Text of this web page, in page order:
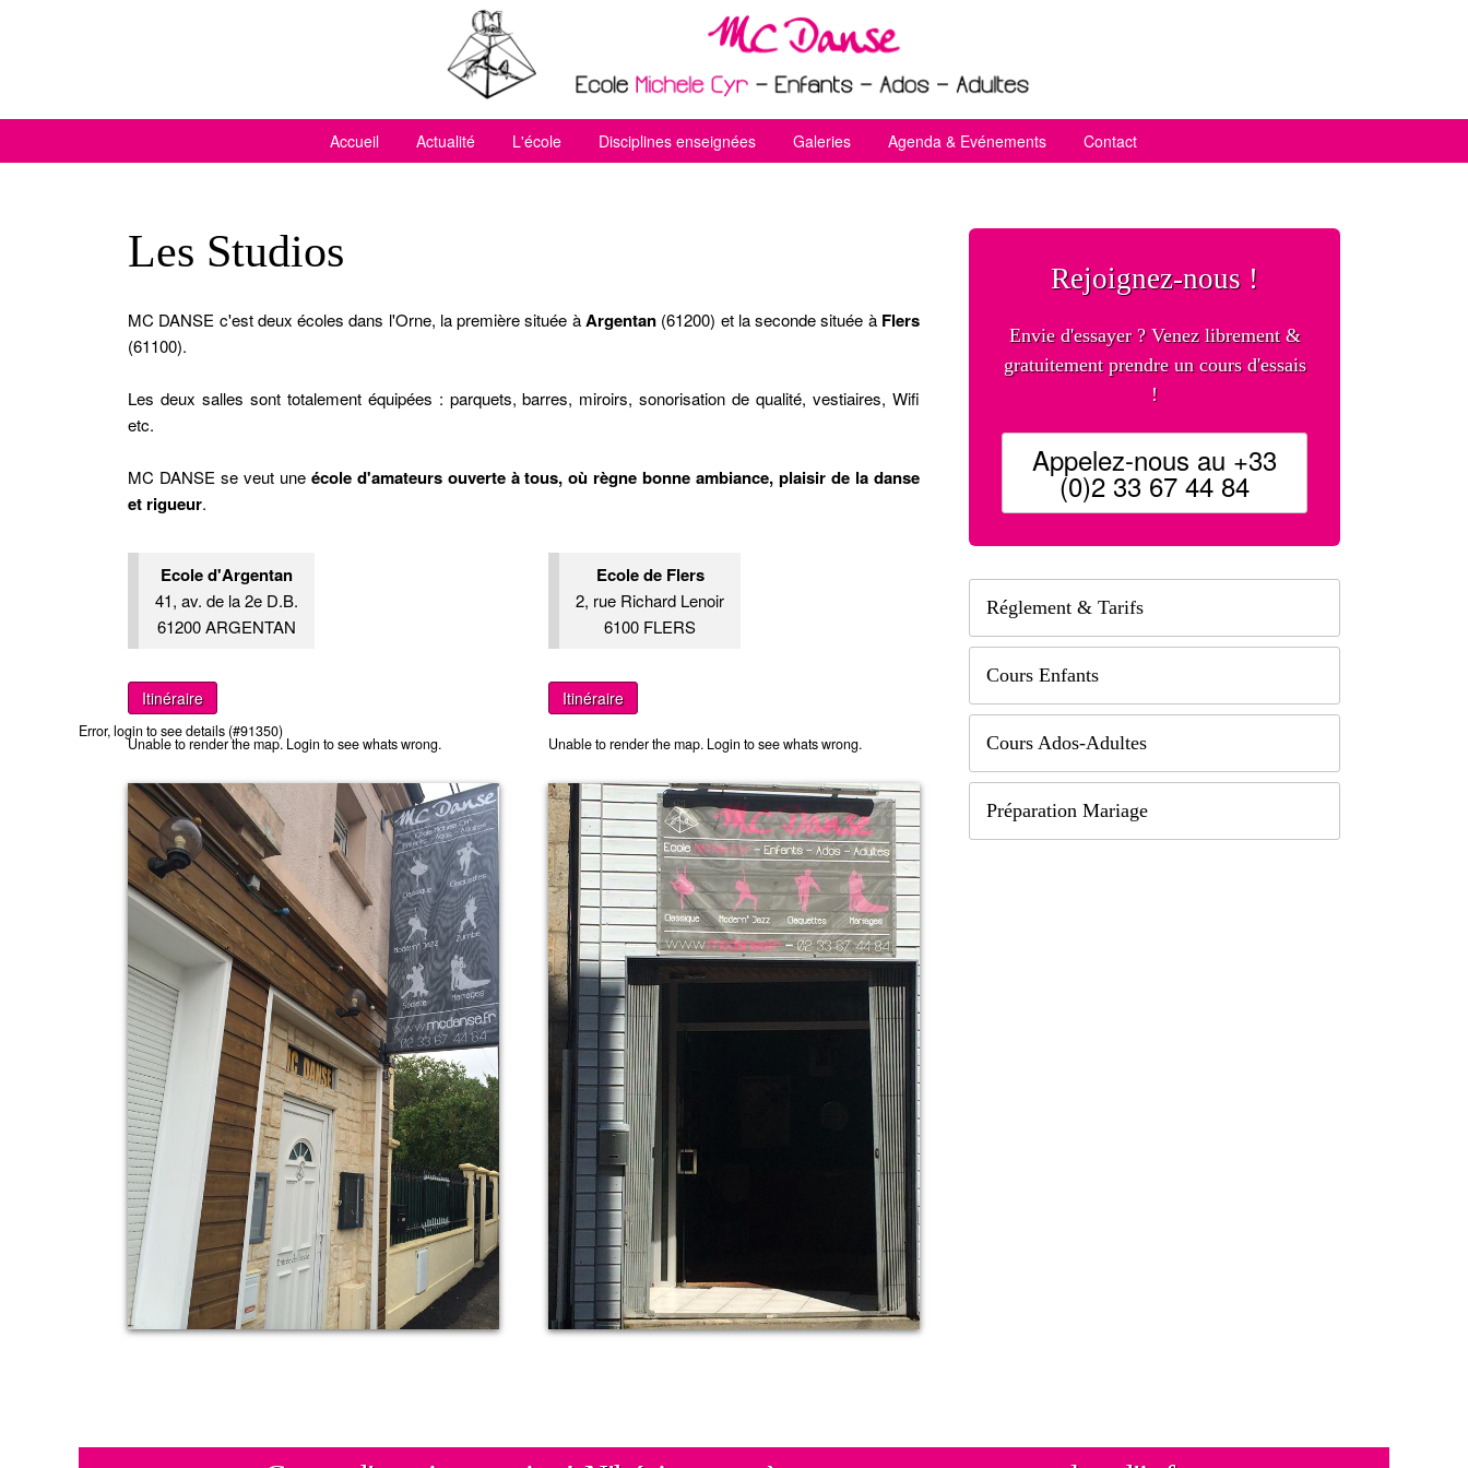
Accueil Actualité L'école Disciplines enseignées Galeries Agenda & Evénements Contact
Les Studios
MC DANSE c'est deux écoles dans l'Orne, la première située àArgentan (61200) et la seconde située à Flers
(61100).
Les deux salles sont totalement équipées : parquets, barres, miroirs, sonorisation de qualité, vestiaires, Wifi
etc.
MC DANSE se veut une école d'amateurs ouverte à tous, où règne bonne ambiance, plaisir de la danse
et rigueur.
Ecole d'Argentan
41, av. de la 2e D.B.
61200 ARGENTAN
Itinéraire
Ecole de Flers
2, rue Richard Lenoir
6100 FLERS
Itinéraire
Error, login to see details (#91350)
Unable to render the map. Login to see whats wrong. Unable to render the map. Login to see whats wrong.
Rejoignez-nous !
Envie d'essayer ? Venez librement &
gratuitement prendre un cours d'essais
!
Appelez-nous au +33
(0)2 33 67 44 84
Réglement & Tarifs
Cours Enfants
Cours Ados-Adultes
Préparation Mariage